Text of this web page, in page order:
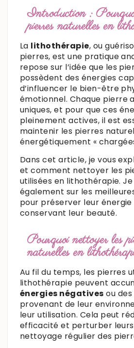
Introduction :
pierres naturelles en
La lithothérapie, ou
pierres, est une pratique
repose sur l’idée que les
possèdent des énergies
d’influencer le bien-être
émotionnel. Chaque pierre
uniques, et pour que ces
pleinement actives, il est
maintenir les pierres
énergétiquement «
Dans cet article, je vous
et comment nettoyer les
utilisées en lithothérapie. Je
également sur les
pour préserver leur
conservant leur beauté.
Pourquoi nettoyer les
naturelles en
Au fil du temps, les pierres
lithothérapie peuvent
énergies négatives ou des
provenant de leur
leur utilisation. Cela peut
efficacité et perturber
nettoyage régulier des